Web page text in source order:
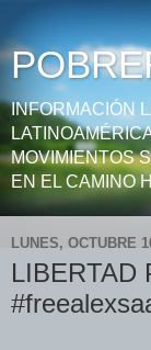
INFORMACIÓN
MOVIMIENTOS
EN EL CAMINO
LUNES, OCTUBRE
LIBERTAD